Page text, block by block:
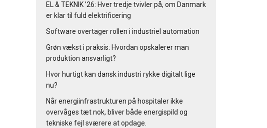
EL & TEKNIK ’26: Hver tredje tvivler på, om Danmark
er klar til fuld elektrificering
Software overtager rollen i industriel automation
Grøn vækst i praksis: Hvordan opskalerer man
produktion ansvarligt?
Hvor hurtigt kan dansk industri rykke digitalt lige
nu?
Når energiinfrastrukturen på hospitaler ikke
overvåges tæt nok, bliver både energispild og
tekniske fejl sværere at opdage.